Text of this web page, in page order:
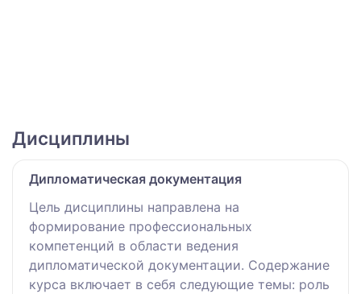
Дисциплины
Дипломатическая документация
Цель дисциплины направлена на
формирование профессиональных
компетенций в области ведения
дипломатической документации. Содержание
курса включает в себя следующие темы: роль